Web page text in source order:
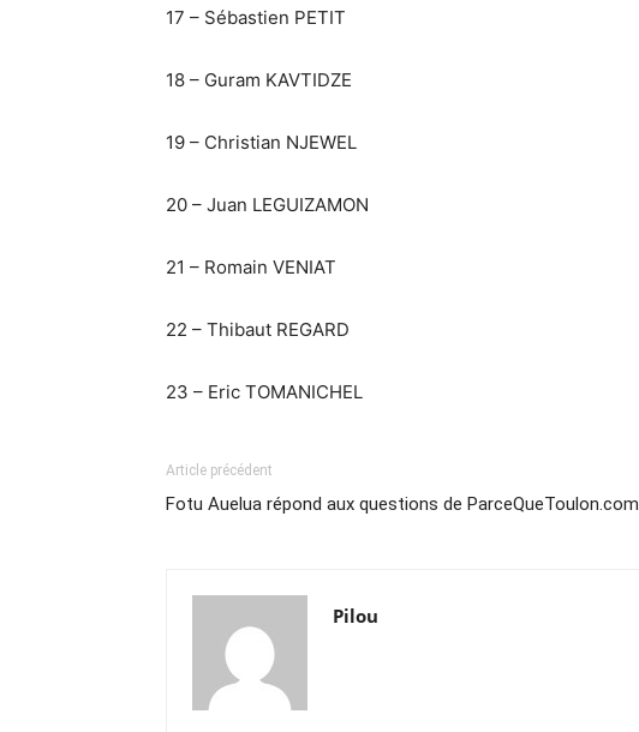
17 – Sébastien PETIT
18 – Guram KAVTIDZE
19 – Christian NJEWEL
20 – Juan LEGUIZAMON
21 – Romain VENIAT
22 – Thibaut REGARD
23 – Eric TOMANICHEL
Article précédent
Fotu Auelua répond aux questions de ParceQueToulon.com
Pilou